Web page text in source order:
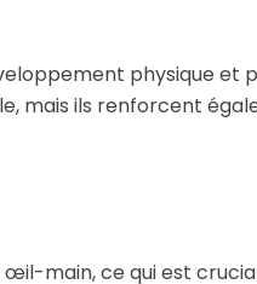
physique et
mais ils renforcent
main, ce qui est